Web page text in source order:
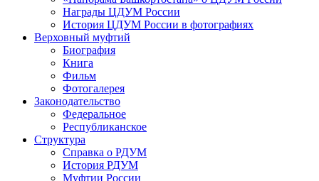
Награды ЦДУМ России
История ЦДУМ России в фотографиях
Верховный муфтий
Биография
Книга
Фильм
Фотогалерея
Законодательство
Федеральное
Республиканское
Структура
Справка о РДУМ
История РДУМ
Муфтии России